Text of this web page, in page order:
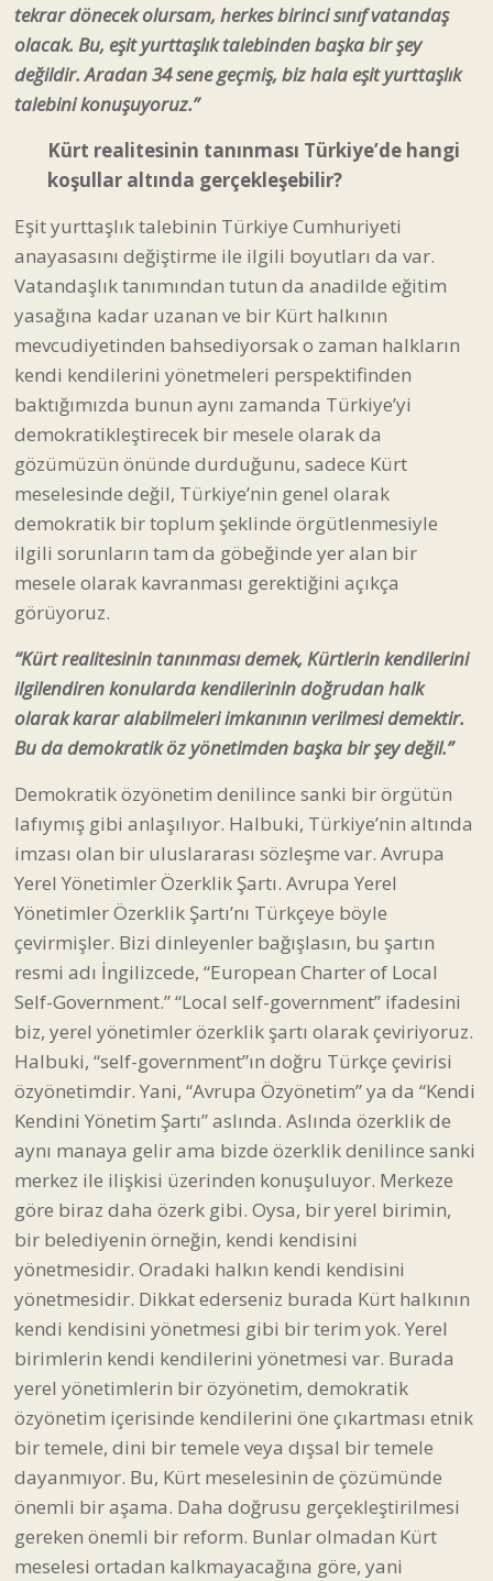
tekrar dönecek olursam, herkes birinci sınıf vatandaş
olacak. Bu, eşit yurttaşlık talebinden başka bir şey
değildir. Aradan 34 sene geçmiş, biz hala eşit yurttaşlık
talebini konuşuyoruz.”
Kürt realitesinin tanınması Türkiye’de hangi
koşullar altında gerçekleşebilir?
Eşit yurttaşlık talebinin Türkiye Cumhuriyeti
anayasasını değiştirme ile ilgili boyutları da var.
Vatandaşlık tanımından tutun da anadilde eğitim
yasağına kadar uzanan ve bir Kürt halkının
mevcudiyetinden bahsediyorsak o zaman halkların
kendi kendilerini yönetmeleri perspektifinden
baktığımızda bunun aynı zamanda Türkiye’yi
demokratikleştirecek bir mesele olarak da
gözümüzün önünde durduğunu, sadece Kürt
meselesinde değil, Türkiye’nin genel olarak
demokratik bir toplum şeklinde örgütlenmesiyle
ilgili sorunların tam da göbeğinde yer alan bir
mesele olarak kavranması gerektiğini açıkça
görüyoruz.
“Kürt realitesinin tanınması demek, Kürtlerin kendilerini
ilgilendiren konularda kendilerinin doğrudan halk
olarak karar alabilmeleri imkanının verilmesi demektir.
Bu da demokratik öz yönetimden başka bir şey değil.”
Demokratik özyönetim denilince sanki bir örgütün
lafıymış gibi anlaşılıyor. Halbuki, Türkiye’nin altında
imzası olan bir uluslararası sözleşme var. Avrupa
Yerel Yönetimler Özerklik Şartı. Avrupa Yerel
Yönetimler Özerklik Şartı’nı Türkçeye böyle
çevirmişler. Bizi dinleyenler bağışlasın, bu şartın
resmi adı İngilizcede, “European Charter of Local
Self-Government.” “Local self-government” ifadesini
biz, yerel yönetimler özerklik şartı olarak çeviriyoruz.
Halbuki, “self-government”ın doğru Türkçe çevirisi
özyönetimdir. Yani, “Avrupa Özyönetim” ya da “Kendi
Kendini Yönetim Şartı” aslında. Aslında özerklik de
aynı manaya gelir ama bizde özerklik denilince sanki
merkez ile ilişkisi üzerinden konuşuluyor. Merkeze
göre biraz daha özerk gibi. Oysa, bir yerel birimin,
bir belediyenin örneğin, kendi kendisini
yönetmesidir. Oradaki halkın kendi kendisini
yönetmesidir. Dikkat ederseniz burada Kürt halkının
kendi kendisini yönetmesi gibi bir terim yok. Yerel
birimlerin kendi kendilerini yönetmesi var. Burada
yerel yönetimlerin bir özyönetim, demokratik
özyönetim içerisinde kendilerini öne çıkartması etnik
bir temele, dini bir temele veya dışsal bir temele
dayanmıyor. Bu, Kürt meselesinin de çözümünde
önemli bir aşama. Daha doğrusu gerçekleştirilmesi
gereken önemli bir reform. Bunlar olmadan Kürt
meselesi ortadan kalkmayacağına göre, yani